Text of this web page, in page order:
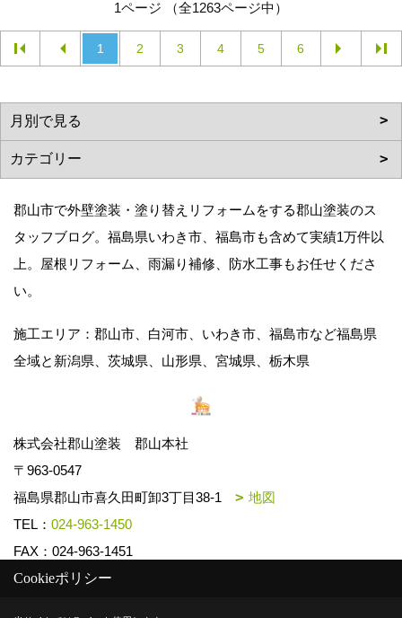
1ページ （全1263ページ中）
1 2 3 4 5 6
郡山市で外壁塗装・塗り替えリフォームをする郡山塗装のス
タッフブログ。福島県いわき市、福島市も含めて実績1万件以
上。屋根リフォーム、雨漏り補修、防水工事もお任せくださ
い。
施工エリア：郡山市、白河市、いわき市、福島市など福島県
全域と新潟県、茨城県、山形県、宮城県、栃木県
株式会社郡山塗装 郡山本社
〒963-0547
福島県郡山市喜久田町卸3丁目38-1
地図
TEL： 024-963-1450
FAX：024-963-1451
Cookieポリシー